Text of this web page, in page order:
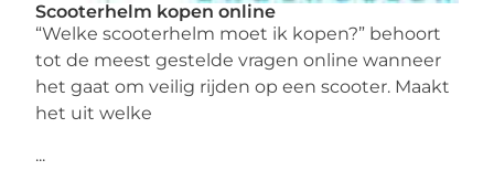
Scooterhelm kopen online
“Welke scooterhelm moet ik kopen?” behoort
tot de meest gestelde vragen online wanneer
het gaat om veilig rijden op een scooter. Maakt
het uit welke
...